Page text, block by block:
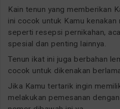
Kain tenun yang memberikan
ini cocok untuk Kamu kenakan
seperti resepsi pernikahan,
spesial dan penting lainnya.
Tenun ikat ini juga berbahan
cocok untuk dikenakan
Jika Kamu tertarik ingin
melakukan pemesanan